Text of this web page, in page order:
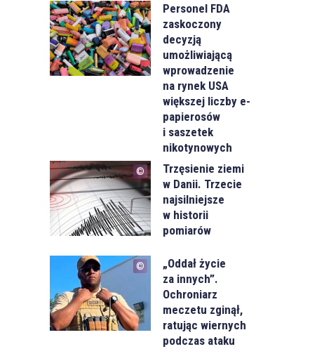
Personel FDA
zaskoczony
decyzją
umożliwiającą
wprowadzenie
na rynek USA
większej liczby e-
papierosów
i saszetek
nikotynowych
Trzęsienie ziemi
w Danii. Trzecie
najsilniejsze
w historii
pomiarów
„Oddał życie
za innych”.
Ochroniarz
meczetu zginął,
ratując wiernych
podczas ataku